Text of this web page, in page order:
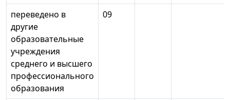
переведено в
другие
образовательные
учреждения
среднего и высшего
профессионального
образования
09